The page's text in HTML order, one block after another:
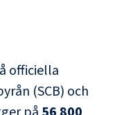
officiella
(SCB) och